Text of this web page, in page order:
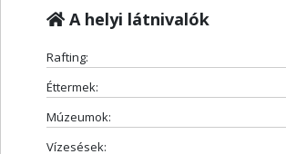
A helyi látnivalók
Rafting:
Éttermek:
Múzeumok:
Vízesések: